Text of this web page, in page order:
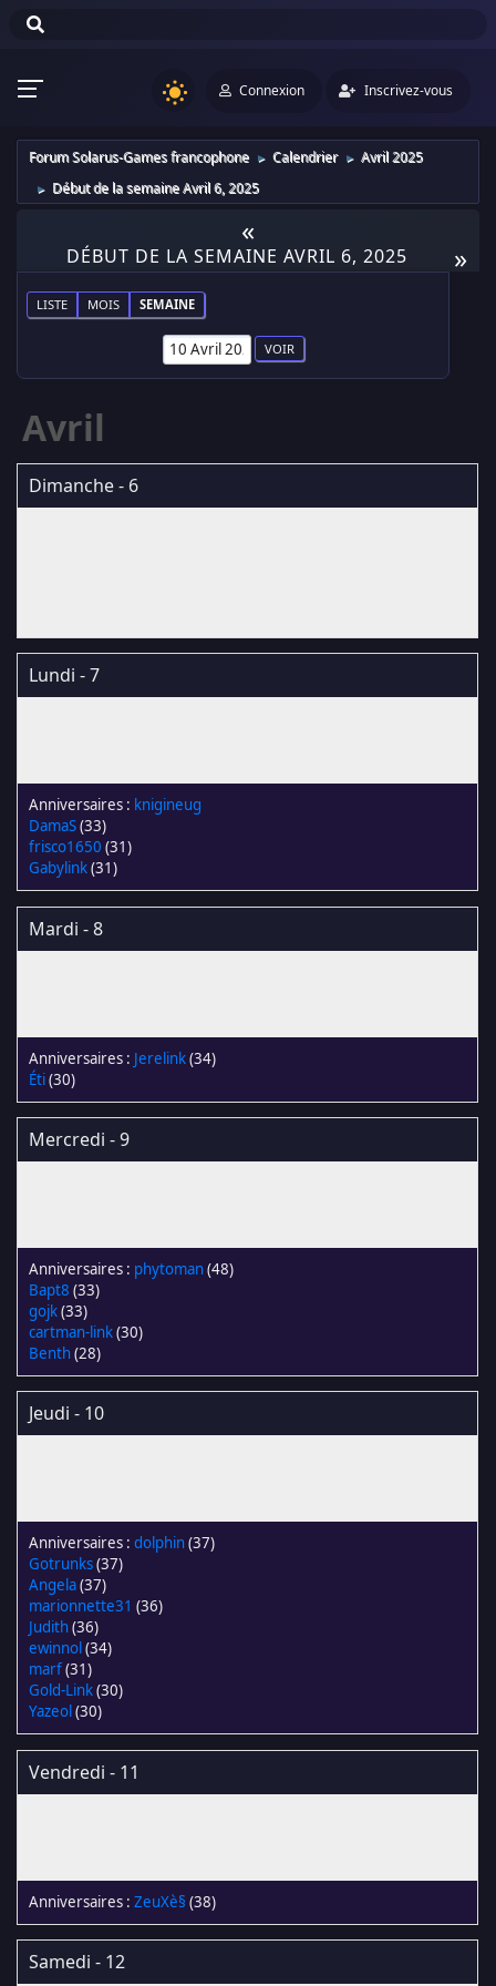
Connexion Inscrivez-vous
Forum Solarus-Games francophone ► Calendrier ► Avril 2025
► Début de la semaine Avril 6, 2025
«
»
DÉBUT DE LA SEMAINE AVRIL 6, 2025
LISTE MOIS SEMAINE
Avril
Dimanche - 6
Lundi - 7
knigineug
DamaS(33)
frisco1650 (31)
Gabylink(31)
Mardi - 8
Jerelink(34)
Éti(30)
Mercredi - 9
phytoman(48)
Bapt8 (33)
gojk(33)
cartman-link(30)
Benth(28)
Jeudi - 10
dolphin(37)
Gotrunks(37)
Angela(37)
marionnette31 (36)
Judith(36)
ewinnol (34)
marf(31)
Gold-Link(30)
Yazeol (30)
Vendredi - 11
ZeuXè§ (38)
Samedi - 12